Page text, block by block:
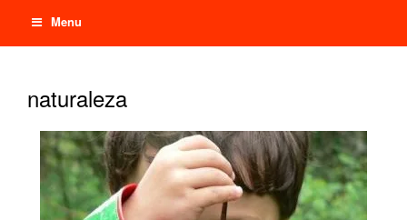
Menu
naturaleza